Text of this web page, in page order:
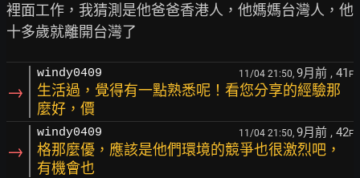
裡面工作，我猜測是他爸爸香港人，他媽媽台灣人，他
→
windy0409 11/04 21:50, 9月前 , 41 F
生活過，覺得有一點熟悉呢！看您分享的經驗那
麼好，價
→
windy0409 11/04 21:50, 9月前 , 42F
格那麼優，應該是他們環境的競爭也很激烈吧，
有機會也